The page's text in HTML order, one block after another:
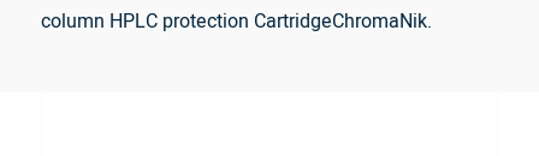
column HPLC protection CartridgeChromaNik.